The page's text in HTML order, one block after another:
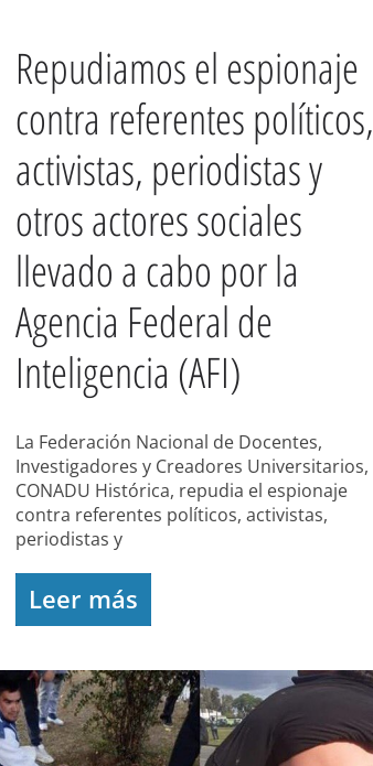
Repudiamos el espionaje
contra referentes políticos,
activistas, periodistas y
otros actores sociales
llevado a cabo por la
Agencia Federal de
Inteligencia (AFI)
La Federación Nacional de Docentes,
Investigadores y Creadores Universitarios,
CONADU Histórica, repudia el espionaje
contra referentes políticos, activistas,
periodistas y
Leer más